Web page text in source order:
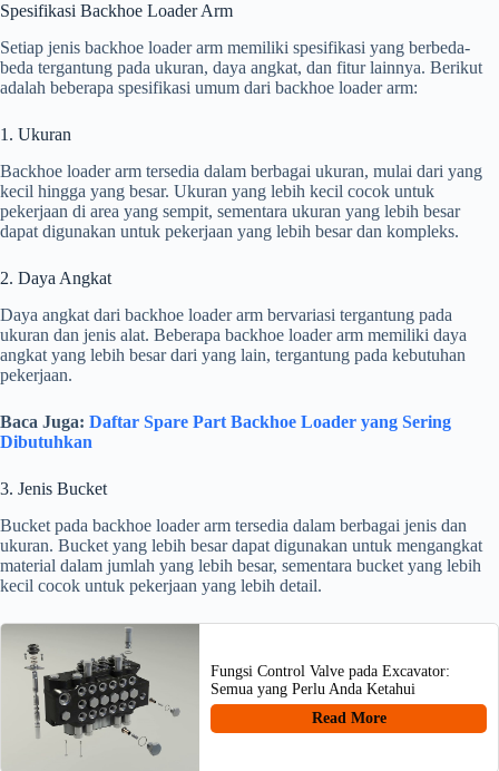
Spesifikasi Backhoe Loader Arm
Setiap jenis backhoe loader arm memiliki spesifikasi yang berbeda-
beda tergantung pada ukuran, daya angkat, dan fitur lainnya. Berikut
adalah beberapa spesifikasi umum dari backhoe loader arm:
1. Ukuran
Backhoe loader arm tersedia dalam berbagai ukuran, mulai dari yang
kecil hingga yang besar. Ukuran yang lebih kecil cocok untuk
pekerjaan di area yang sempit, sementara ukuran yang lebih besar
dapat digunakan untuk pekerjaan yang lebih besar dan kompleks.
2. Daya Angkat
Daya angkat dari backhoe loader arm bervariasi tergantung pada
ukuran dan jenis alat. Beberapa backhoe loader arm memiliki daya
angkat yang lebih besar dari yang lain, tergantung pada kebutuhan
pekerjaan.
Baca Juga: Daftar Spare Part Backhoe Loader yang Sering
Dibutuhkan
3. Jenis Bucket
Bucket pada backhoe loader arm tersedia dalam berbagai jenis dan
ukuran. Bucket yang lebih besar dapat digunakan untuk mengangkat
material dalam jumlah yang lebih besar, sementara bucket yang lebih
kecil cocok untuk pekerjaan yang lebih detail.
Fungsi Control Valve pada Excavator:
Semua yang Perlu Anda Ketahui
Read More